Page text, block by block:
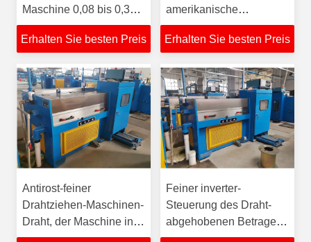
Maschine 0,08 bis 0,32
Millimeter für die Kabel-
Herstellung
Erhalten Sie besten Preis
amerikanische
Drahtstärke 28 bis 40
Erhalten Sie besten Preis
Antirost-feiner
Drahtziehen-Maschinen-
Draht, der Maschine in
der hohen
Feiner inverter-
Steuerung des Draht-
abgehobenen Betrages
Doppelder maschinen-